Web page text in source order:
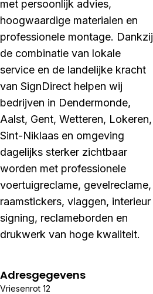
met persoonlijk advies,
hoogwaardige materialen en
professionele montage. Dankzij
de combinatie van lokale
service en de landelijke kracht
van SignDirect helpen wij
bedrijven in Dendermonde,
Aalst, Gent, Wetteren, Lokeren,
Sint-Niklaas en omgeving
dagelijks sterker zichtbaar
worden met professionele
voertuigreclame, gevelreclame,
raamstickers, vlaggen, interieur
signing, reclameborden en
drukwerk van hoge kwaliteit.
Adresgegevens
Vriesenrot 12